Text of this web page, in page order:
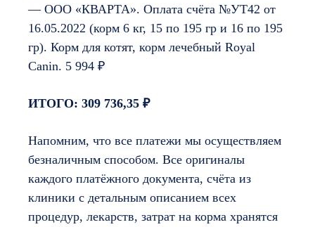
— ООО «КВАРТА». Оплата счёта №УТ42 от
16.05.2022 (корм 6 кг, 15 по 195 гр и 16 по 195
гр). Корм для котят, корм лечебный Royal
Canin. 5 994 ₽
ИТОГО: 309 736,35 ₽
Напомним, что все платежи мы осуществляем
безналичным способом. Все оригиналы
каждого платёжного документа, счёта из
клиники с детальным описанием всех
процедур, лекарств, затрат на корма хранятся